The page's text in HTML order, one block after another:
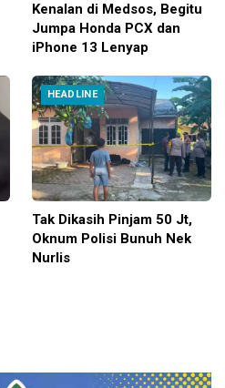
Kenalan di Medsos, Begitu
Jumpa Honda PCX dan
iPhone 13 Lenyap
HEADLINE
Tak Dikasih Pinjam 50 Jt,
Oknum Polisi Bunuh Nek
Nurlis